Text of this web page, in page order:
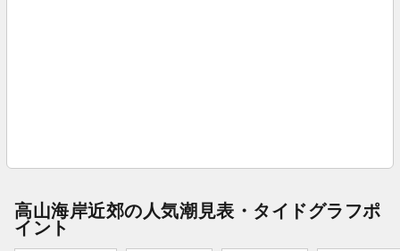
高山海岸近郊の人気潮見表・タイドグラフポ
イント